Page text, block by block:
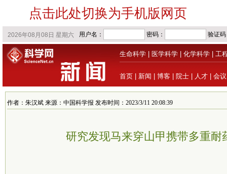
点击此处切换为手机版网页
生命科学 医学科学 化学科学 工
首页 新闻 博客 院士 人才 会议
作者：朱汉斌 来源：中国科学报 发布时间：2023/3/11 20:08:39
研究发现马来穿山甲携带多重耐